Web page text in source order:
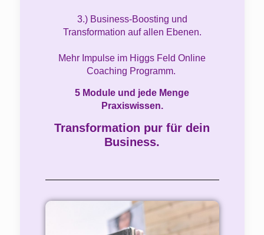
3.) Business-Boosting und
Transformation auf allen Ebenen.
Mehr Impulse im Higgs Feld Online
Coaching Programm.
5 Module und jede Menge
Praxiswissen.
Transformation pur für dein
Business.